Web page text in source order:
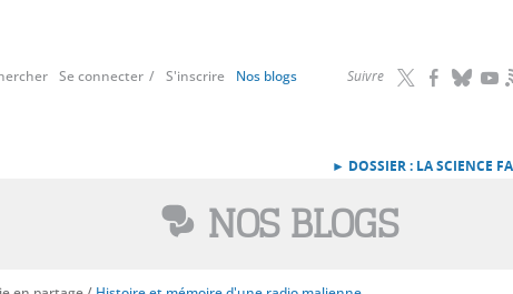
Suivre
Se connecter S'inscrire Nos blogs
► DOSSIER : LA SCIENCE
NOS BLOGS